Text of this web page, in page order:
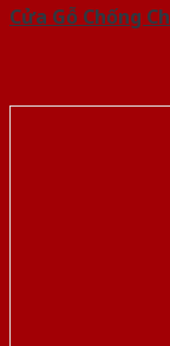
Cửa Gỗ Chống